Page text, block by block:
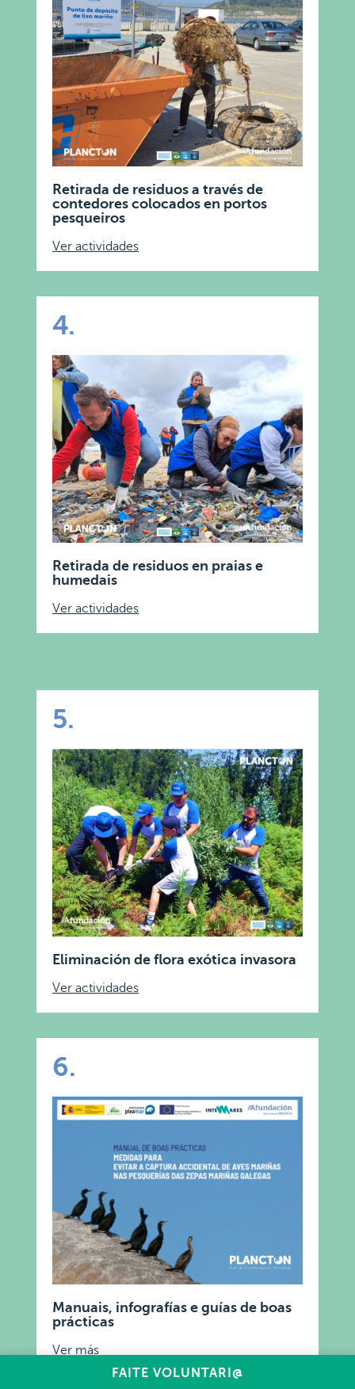
Retirada de residuos a través de
contedores colocados en portos
pesqueiros
Ver actividades
4.
Retirada de residuos en praias e
humedais
Ver actividades
5.
Eliminación de flora exótica invasora
Ver actividades
6.
Manuais, infografías e guías de boas
prácticas
Ver más
FAITE VOLUNTARI@